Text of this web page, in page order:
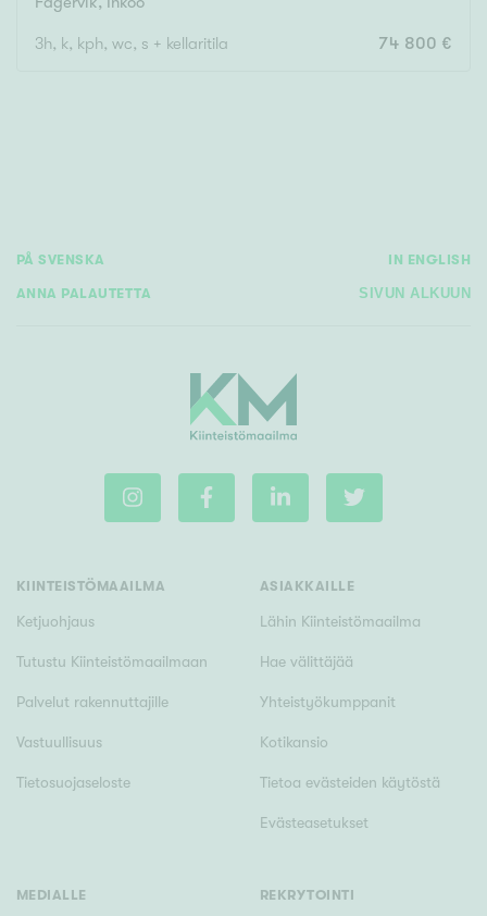
Vain uudiskohteet Ei uudiskohteita
Tyydyttävä
Ominaisuudet
Hissi
Järvi- tai merinäköala
Maalämpö
Oma ranta
Oma sauna
3h, k, kph, wc, s + kellaritila 74 800 €
PÅ SVENSKA IN ENGLISH
ANNA PALAUTETTA SIVUN ALKUUN
KIINTEISTÖMAAILMA
Ketjuohjaus
Tutustu Kiinteistömaailmaan
Palvelut rakennuttajille
Vastuullisuus
Tietosuojaseloste
ASIAKKAILLE
Lähin Kiinteistömaailma
Hae välittäjää
Yhteistyökumppanit
Kotikansio
Tietoa evästeiden käytöstä
Evästeasetukset
MEDIALLE REKRYTOINTI